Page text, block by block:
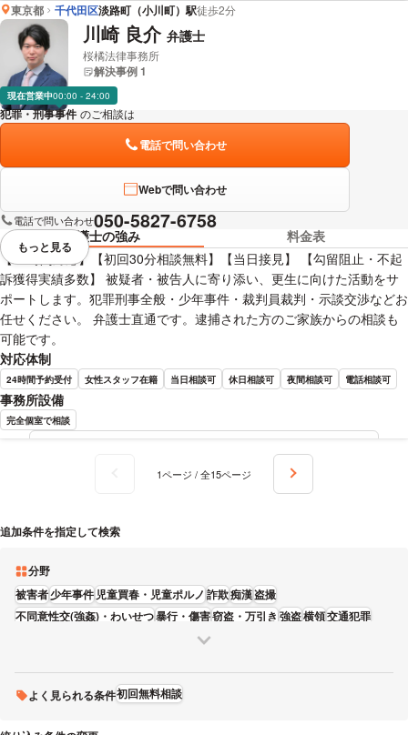
東京都 千代田区淡路町（小川町）駅徒歩2分
川崎 良介 弁護士
桜橘法律事務所
解決事例 1
現在営業中00:00 - 24:00
犯罪・刑事事件 のご相談は
電話で問い合わせ
Webで問い合わせ
電話で問い合わせ050-5827-6758
弁護士の強み
料金表
【24時間対応】【初回30分相談無料】【当日接見】 【勾留阻止・不起
訴獲得実績多数】 被疑者・被告人に寄り添い、更生に向けた活動をサ
ポートします。犯罪刑事全般・少年事件・裁判員裁判・示談交渉などお
任せください。 弁護士直通です。逮捕された方のご家族からの相談も
可能です。
対応体制
24時間予約受付 女性スタッフ在籍 当日相談可 休日相談可 夜間相談可 電話相談可
事務所設備
完全個室で相談
川崎 良介 弁護士の詳細情報を見る
視覚的に省略されている要素を
もっと見る
1ページ / 全15ページ
追加条件を指定して検索
分野
被害者少年事件児童買春・児童ポルノ 詐欺痴漢盗撮
不同意性交(強姦)・わいせつ暴行・傷害窃盗・万引き 強盗横領交通犯罪
よく見られる条件初回無料相談